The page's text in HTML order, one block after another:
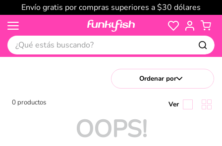
Envío gratis por compras superiores a $30 dólares
¿Qué estás buscando?
Ordenar por
0 productos
OOPS!